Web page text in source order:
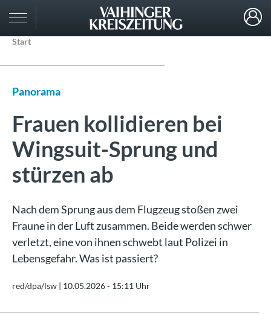
Start
Panorama
Frauen kollidieren bei
Wingsuit-Sprung und
stürzen ab
Nach dem Sprung aus dem Flugzeug stoßen zwei
Fraune in der Luft zusammen. Beide werden schwer
verletzt, eine von ihnen schwebt laut Polizei in
Lebensgefahr. Was ist passiert?
red/dpa/lsw | 10.05.2026 - 15:11 Uhr